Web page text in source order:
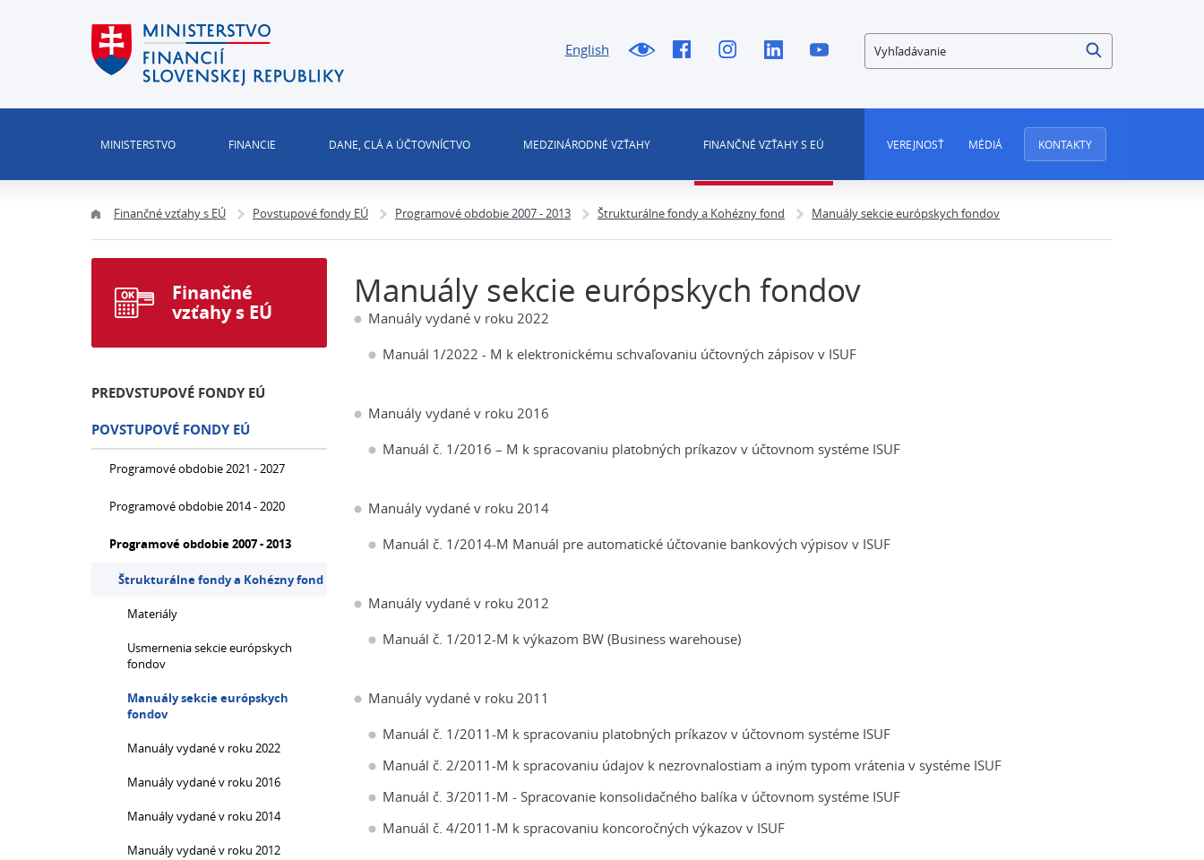
English Vyhľadávanie
MINISTERSTVO FINANCIE DANE, CLÁ A ÚČTOVNÍCTVO MEDZINÁRODNÉ VZŤAHY FINANČNÉ VZŤAHY S EÚ VEREJNOSŤ MÉDIÁ KONTAKTY
Finančné vzťahy s EÚ Povstupové fondy EÚ Programové obdobie 2007 - 2013 Štrukturálne fondy a Kohézny fond Manuály sekcie európskych fondov
Manuály sekcie európskych fondov
Manuály vydané v roku 2022
Manuál 1/2022 - M k elektronickému schvaľovaniu účtovných zápisov v ISUF
Manuály vydané v roku 2016
Manuál č. 1/2016 – M k spracovaniu platobných príkazov v účtovnom systéme ISUF
Manuály vydané v roku 2014
Manuál č. 1/2014-M Manuál pre automatické účtovanie bankových výpisov v ISUF
Manuály vydané v roku 2012
Manuál č. 1/2012-M k výkazom BW (Business warehouse)
Manuály vydané v roku 2011
Manuál č. 1/2011-M k spracovaniu platobných príkazov v účtovnom systéme ISUF
Manuál č. 2/2011-M k spracovaniu údajov k nezrovnalostiam a iným typom vrátenia v systéme ISUF
Manuál č. 3/2011-M - Spracovanie konsolidačného balíka v účtovnom systéme ISUF
Manuál č. 4/2011-M k spracovaniu koncoročných výkazov v ISUF
Finančné
vzťahy s EÚ
PREDVSTUPOVÉ FONDY EÚ
POVSTUPOVÉ FONDY EÚ
Programové obdobie 2021 - 2027
Programové obdobie 2014 - 2020
Programové obdobie 2007 - 2013
Štrukturálne fondy a Kohézny fond
Materiály
Usmernenia sekcie európskych
fondov
Manuály sekcie európskych
fondov
Manuály vydané v roku 2022
Manuály vydané v roku 2016
Manuály vydané v roku 2014
Manuály vydané v roku 2012